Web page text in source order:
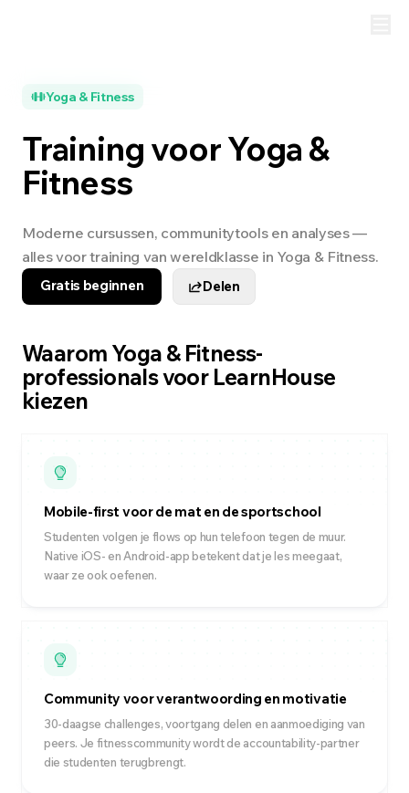
Yoga & Fitness
Training voor Yoga &
Fitness
Moderne cursussen, communitytools en analyses —
alles voor training van wereldklasse in Yoga & Fitness.
Gratis beginnen Delen
Waarom Yoga & Fitness-
professionals voor LearnHouse
kiezen
Mobile-first voor de mat en de sportschool
Studenten volgen je flows op hun telefoon tegen de muur.
Native iOS- en Android-app betekent dat je les meegaat,
waar ze ook oefenen.
Community voor verantwoording en motivatie
30-daagse challenges, voortgang delen en aanmoediging van
peers. Je fitnesscommunity wordt de accountability-partner
die studenten terugbrengt.